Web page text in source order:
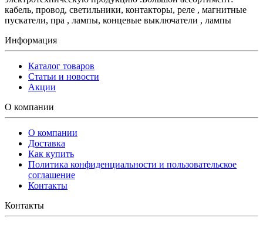
кабель, провод, светильники, контакторы, реле , магнитные
пускатели, пра , лампы, концевые выключатели , лампы
Информация
Каталог товаров
Статьи и новости
Акции
О компании
О компании
Доставка
Как купить
Политика конфиденциальности и пользовательское
соглашение
Контакты
Контакты